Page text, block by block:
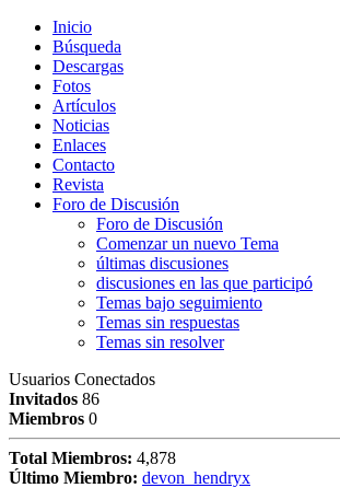
Inicio
Búsqueda
Descargas
Fotos
Artículos
Noticias
Enlaces
Contacto
Revista
Foro de Discusión
Foro de Discusión
Comenzar un nuevo Tema
últimas discusiones
discusiones en las que participó
Temas bajo seguimiento
Temas sin respuestas
Temas sin resolver
Usuarios Conectados
Invitados 86
Miembros 0
Total Miembros: 4,878
Último Miembro: devon_hendryx